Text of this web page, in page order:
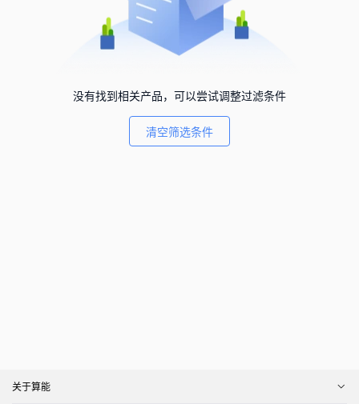
没有找到相关产品，可以尝试调整过滤条件
清空筛选条件
关于算能